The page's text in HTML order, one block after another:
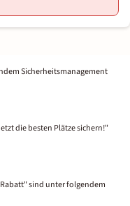
Sicherheitsmanagement
die besten Plätze sichern!"
sind unter folgendem